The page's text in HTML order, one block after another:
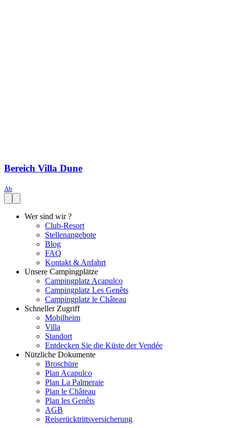
Bereich Villa Dune
Ab
Wer sind wir ?
Club-Resort
Stellenangebote
Blog
FAQ
Kontakt & Anfahrt
Unsere Campingplätze
Campingplatz Acapulco
Campingplatz Les Genêts
Campingplatz le Château
Schneller Zugriff
Mobilheim
Villa
Standort
Entdecken Sie die Küste der Vendée
Nützliche Dokumente
Broschüre
Plan Acapulco
Plan La Palmeraie
Plan le Château
Plan les Genêts
AGB
Reiserücktrittsversicherung